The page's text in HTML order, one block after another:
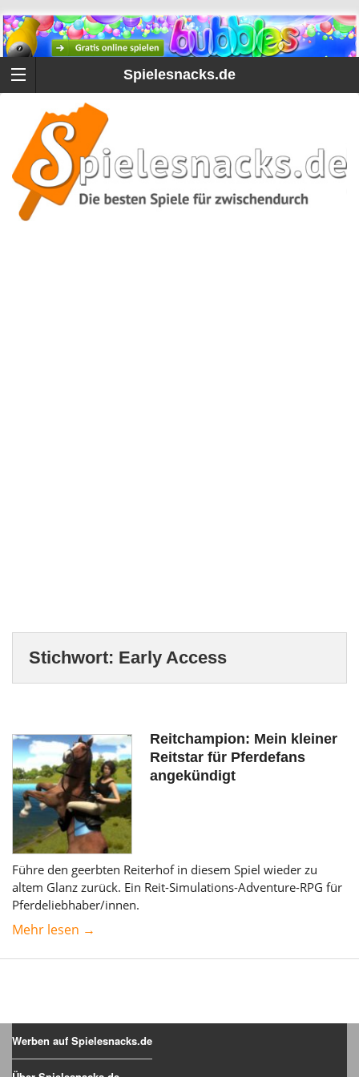
Spielesnacks.de
Stichwort: Early Access
Reitchampion: Mein kleiner
Reitstar für Pferdefans
angekündigt
Führe den geerbten Reiterhof in diesem Spiel wieder zu
altem Glanz zurück. Ein Reit-Simulations-Adventure-RPG für
Pferdeliebhaber/innen.
Mehr lesen →
Werben auf Spielesnacks.de